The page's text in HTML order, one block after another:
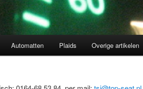
Automatten Plaids Overige artikelen